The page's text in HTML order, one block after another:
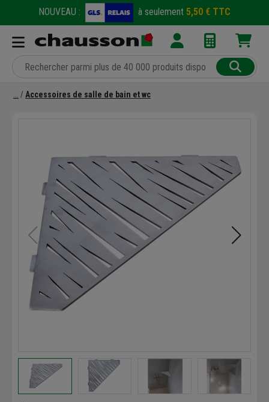
NOUVEAU : à seulement 5,50 € TTC
Accessoires de salle de bain et wc